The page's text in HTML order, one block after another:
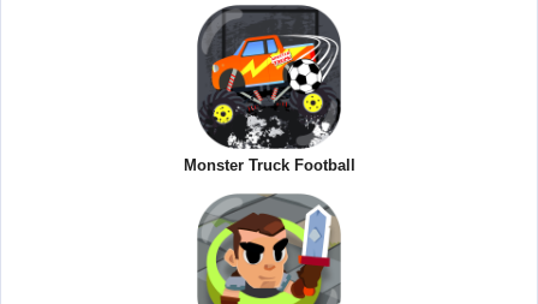
Monster Truck Football